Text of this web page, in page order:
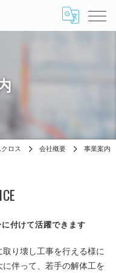
ロス 会社概要 事業案内
付けて活躍できます
り壊し工事を行える様に
伴って、若手の解体工を